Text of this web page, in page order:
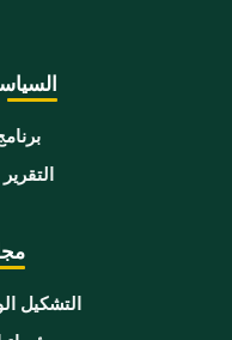
التشكيل